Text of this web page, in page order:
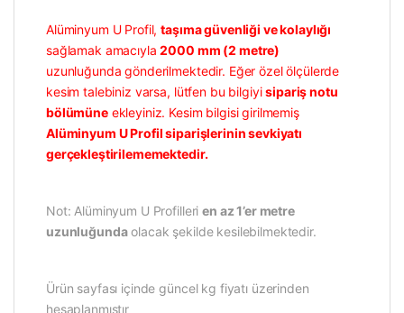
Alüminyum U Profil,taşıma güvenliği ve kolaylığı
sağlamak amacıyla2000 mm (2 metre)
uzunluğunda gönderilmektedir. Eğer özel ölçülerde
kesim talebiniz varsa, lütfen bu bilgiyisipariş notu
bölümüneekleyiniz. Kesim bilgisi girilmemiş
Alüminyum U Profil siparişlerinin sevkiyatı
gerçekleştirilememektedir.
Not: Alüminyum U Profillerien az 1’er metre
uzunluğundaolacak şekilde kesilebilmektedir.
Ürün sayfası içinde güncel kg fiyatı üzerinden
hesaplanmıştır